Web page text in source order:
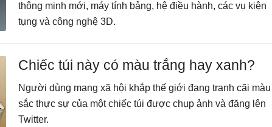
thông minh mới, máy tính bảng, hệ điều hành, các vụ kiện
tụng và công nghệ 3D.
Chiếc túi này có màu trắng hay xanh?
Người dùng mạng xã hội khắp thế giới đang tranh cãi màu
sắc thực sự của một chiếc túi được chụp ảnh và đăng lên
Twitter.